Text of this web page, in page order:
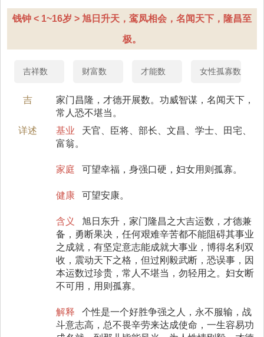
钱钟 < 1~16岁 > 旭日升天，鸾凤相会，名闻天下，隆昌至
极。
吉祥数 财富数 才能数 女性孤寡数
吉
家门昌隆，才德开展数。功威智谋，名闻天下，
常人恐不堪当。
详述
基业
天官、臣将、部长、文昌、学士、田宅、
富翁。
家庭 可望幸福，身强口硬，妇女用则孤寡。
健康 可望安康。
含义
旭日东升，家门隆昌之大吉运数，才德兼
备，勇断果决，任何艰难辛苦都不能阻碍其事业
之成就，有坚定意志能成就大事业，博得名利双
收，震动天下之格，但过刚毅武断，恐误事，因
本运数过珍贵，常人不堪当，勿轻用之。妇女断
不可用，用则孤寡。
解释
个性是一个好胜争强之人，永不服输，战
斗意志高，总不畏辛劳来达成使命，一生容易功